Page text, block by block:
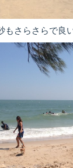
さらさらで良い